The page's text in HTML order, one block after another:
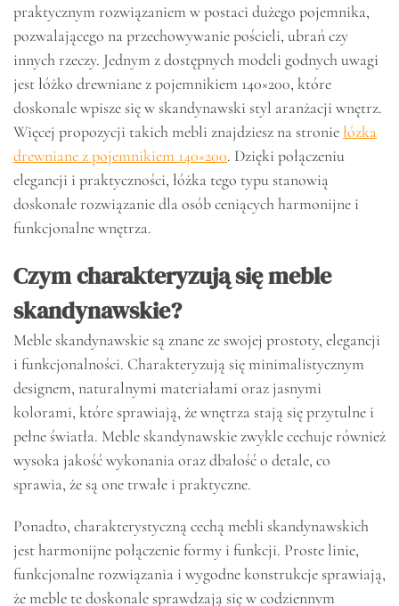
praktycznym rozwiązaniem w postaci dużego pojemnika,
pozwalającego na przechowywanie pościeli, ubrań czy
innych rzeczy. Jednym z dostępnych modeli godnych uwagi
jest łóżko drewniane z pojemnikiem 140×200, które
doskonale wpisze się w skandynawski styl aranżacji wnętrz.
Więcej propozycji takich mebli znajdziesz na stroniełózka
drewniane z pojemnikiem 140×200. Dzięki połączeniu
elegancji i praktyczności, łóżka tego typu stanowią
doskonałe rozwiązanie dla osób ceniących harmonijne i
funkcjonalne wnętrza.
Czym charakteryzują się meble
skandynawskie?
Meble skandynawskie są znane ze swojej prostoty, elegancji
i funkcjonalności. Charakteryzują się minimalistycznym
designem, naturalnymi materiałami oraz jasnymi
kolorami, które sprawiają, że wnętrza stają się przytulne i
pełne światła. Meble skandynawskie zwykle cechuje również
wysoka jakość wykonania oraz dbałość o detale, co
sprawia, że są one trwałe i praktyczne.
Ponadto, charakterystyczną cechą mebli skandynawskich
jest harmonijne połączenie formy i funkcji. Proste linie,
funkcjonalne rozwiązania i wygodne konstrukcje sprawiają,
że meble te doskonale sprawdzają się w codziennym